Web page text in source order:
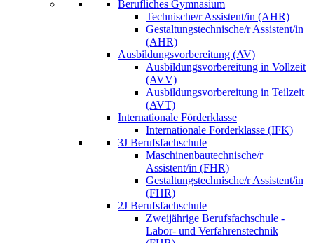
Berufliches Gymnasium
Technische/r Assistent/in (AHR)
Gestaltungstechnische/r Assistent/in
(AHR)
Ausbildungsvorbereitung (AV)
Ausbildungsvorbereitung in Vollzeit
(AVV)
Ausbildungsvorbereitung in Teilzeit
(AVT)
Internationale Förderklasse
Internationale Förderklasse (IFK)
3J Berufsfachschule
Maschinenbautechnische/r
Assistent/in (FHR)
Gestaltungstechnische/r Assistent/in
(FHR)
2J Berufsfachschule
Zweijährige Berufsfachschule -
Labor- und Verfahrenstechnik